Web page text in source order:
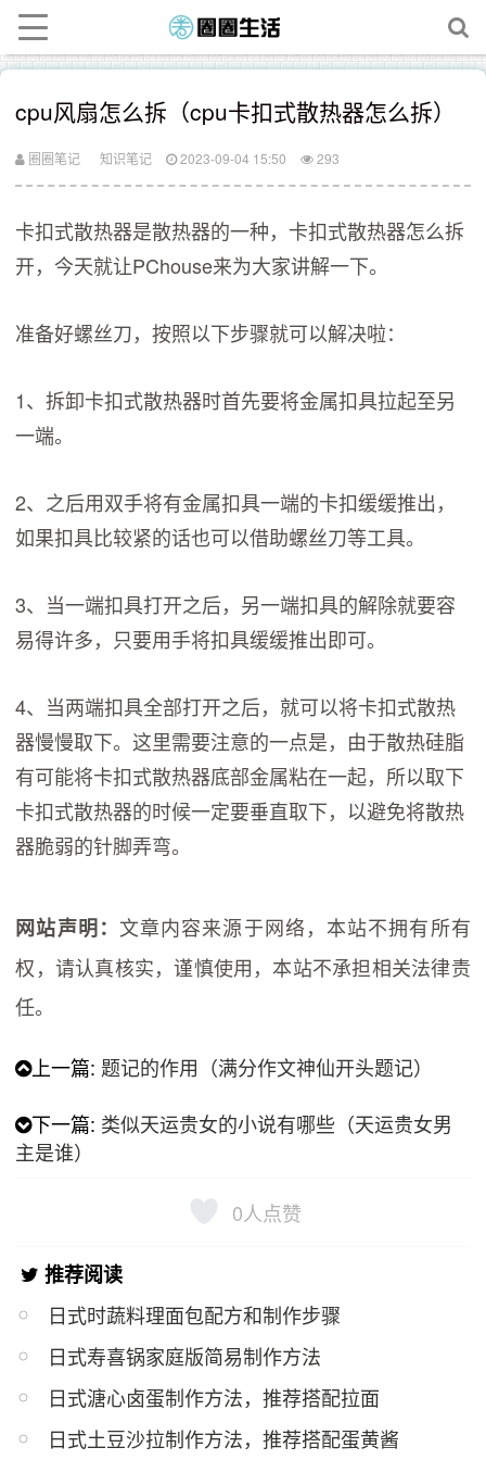
cpu风扇怎么拆（cpu卡扣式散热器怎么拆）
圈圈笔记 知识笔记 2023-09-04 15:50 293
卡扣式散热器是散热器的一种，卡扣式散热器怎么拆
开，今天就让PChouse来为大家讲解一下。
准备好螺丝刀，按照以下步骤就可以解决啦：
1、拆卸卡扣式散热器时首先要将金属扣具拉起至另
一端。
2、之后用双手将有金属扣具一端的卡扣缓缓推出，
如果扣具比较紧的话也可以借助螺丝刀等工具。
3、当一端扣具打开之后，另一端扣具的解除就要容
易得许多，只要用手将扣具缓缓推出即可。
4、当两端扣具全部打开之后，就可以将卡扣式散热
器慢慢取下。这里需要注意的一点是，由于散热硅脂
有可能将卡扣式散热器底部金属粘在一起，所以取下
卡扣式散热器的时候一定要垂直取下，以避免将散热
器脆弱的针脚弄弯。
网站声明： 文章内容来源于网络，本站不拥有所有
权，请认真核实，谨慎使用，本站不承担相关法律责
任。
上一篇:题记的作用（满分作文神仙开头题记）
下一篇: 类似天运贵女的小说有哪些（天运贵女男
主是谁）
0人点赞
推荐阅读
日式时蔬料理面包配方和制作步骤
日式寿喜锅家庭版简易制作方法
日式溏心卤蛋制作方法，推荐搭配拉面
日式土豆沙拉制作方法，推荐搭配蛋黄酱